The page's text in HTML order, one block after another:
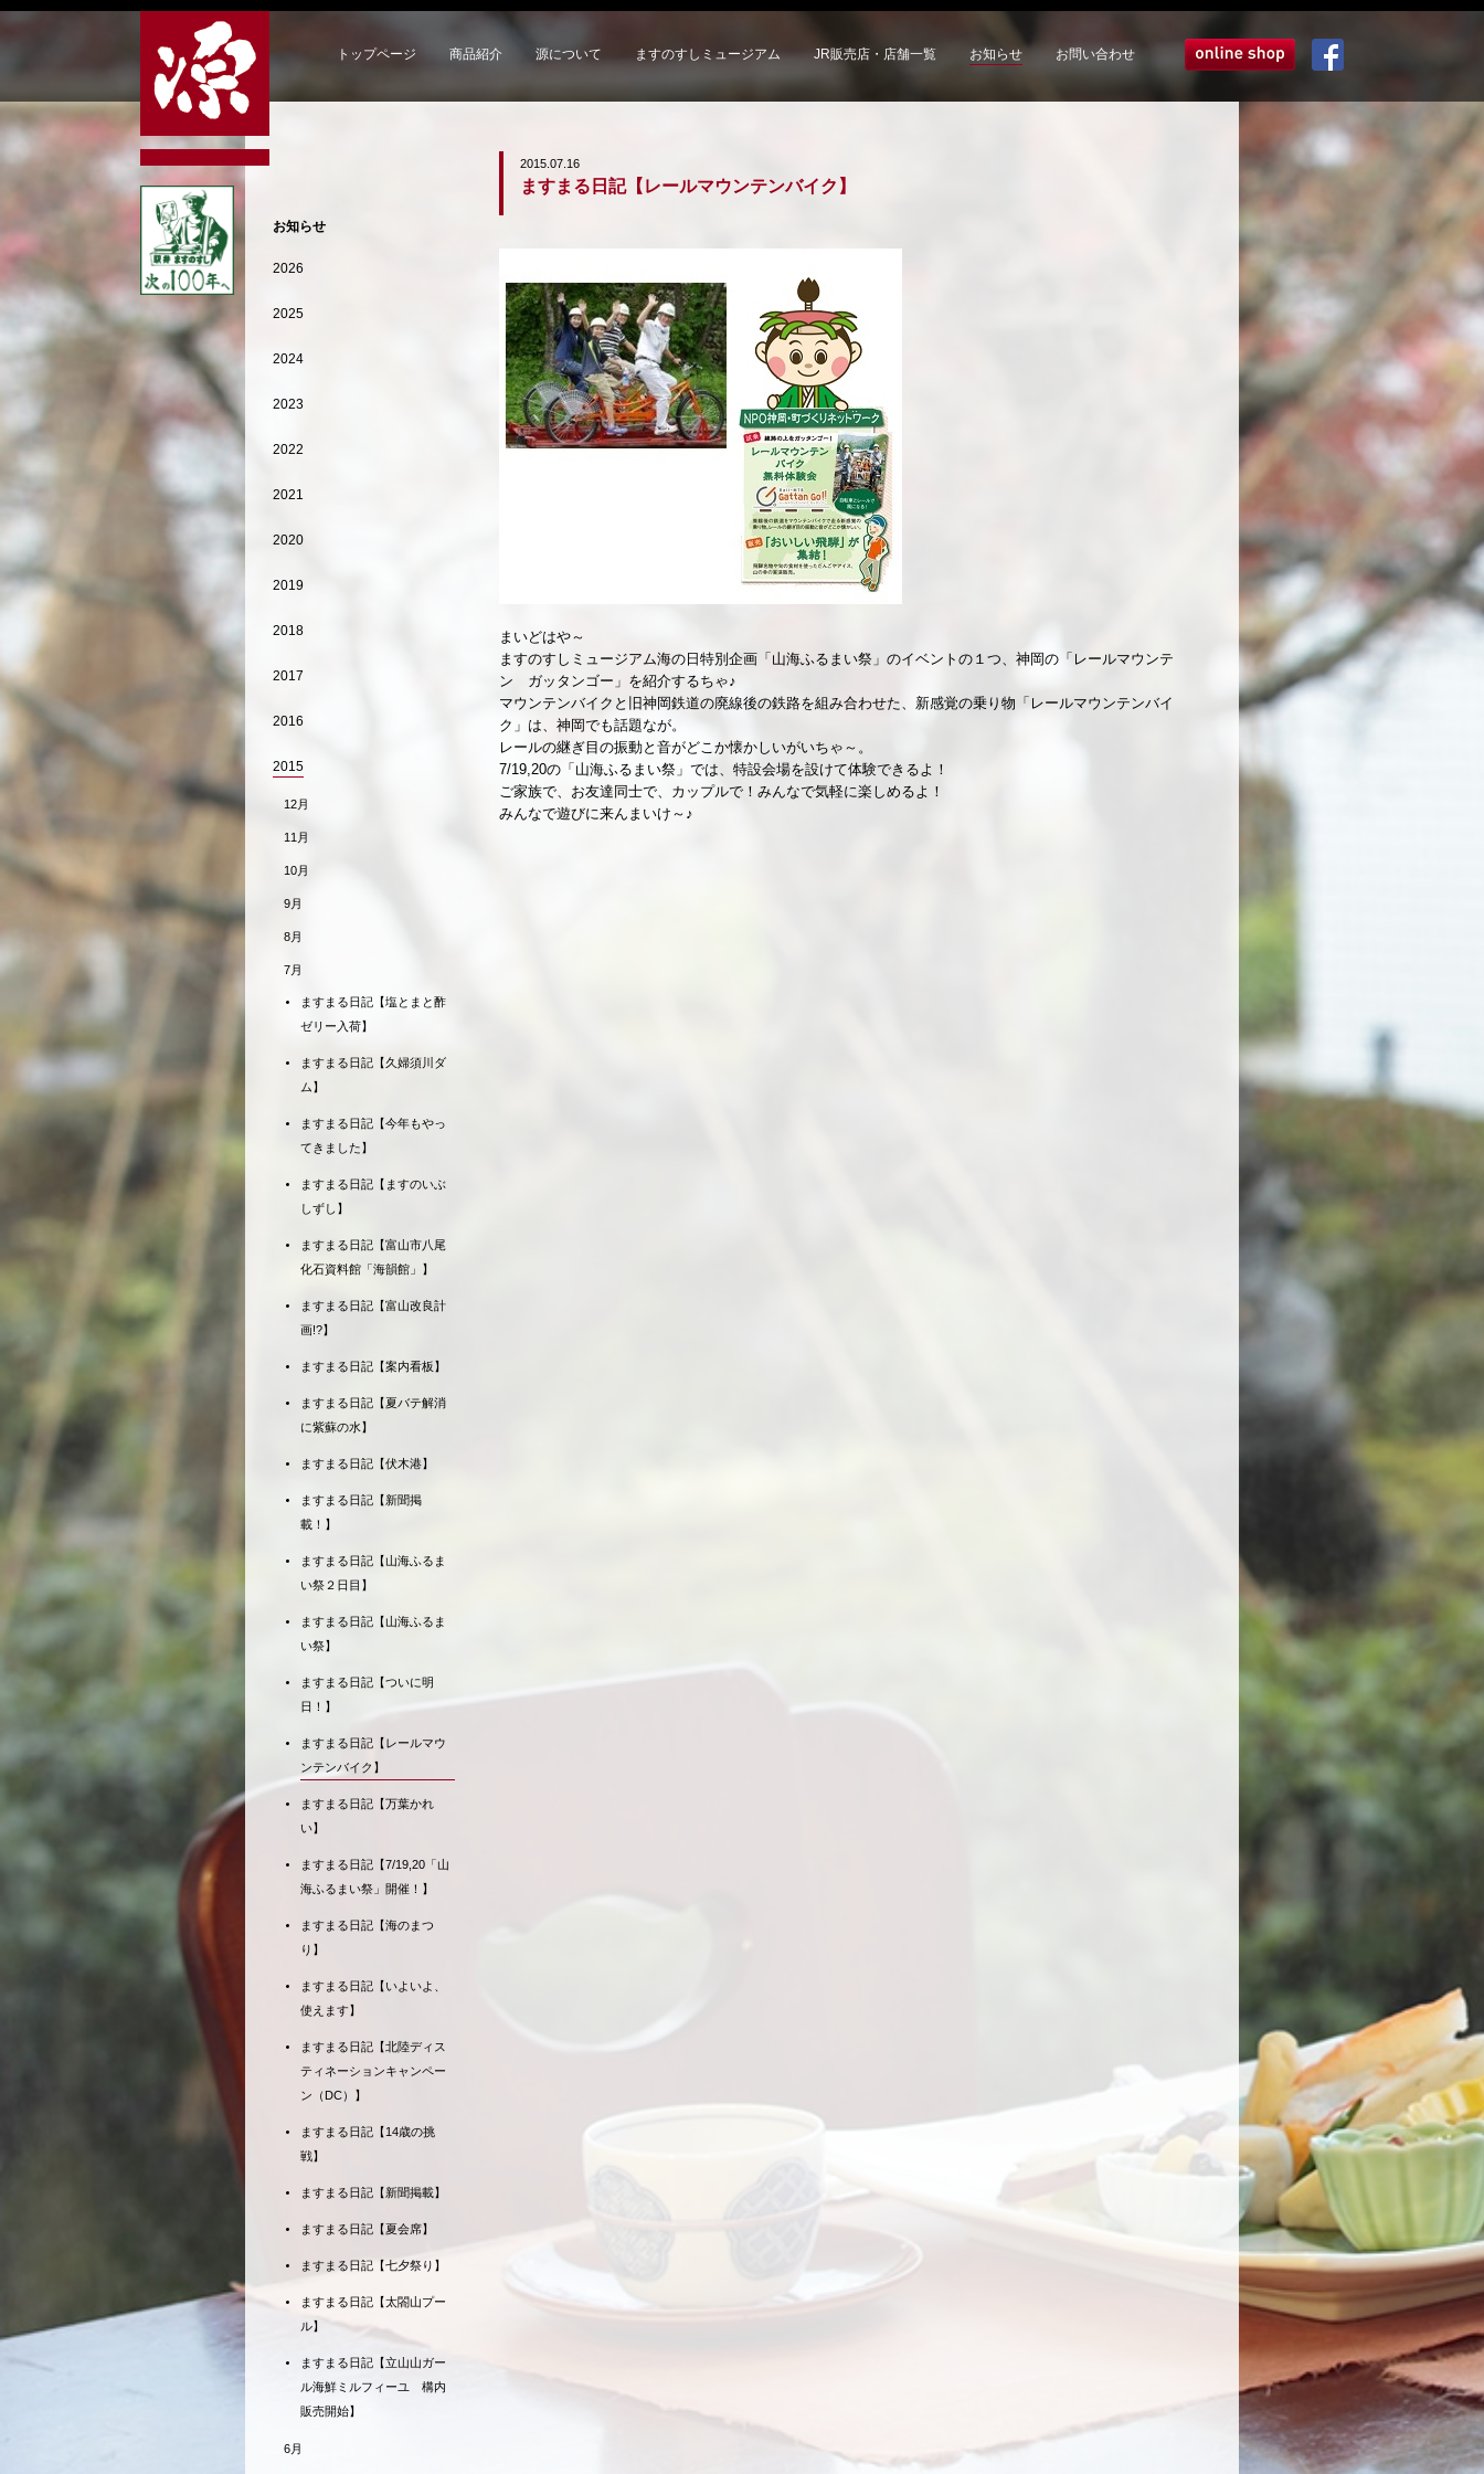
トップページ 商品紹介 源について ますのすしミュージアム JR販売店・店舗一覧 お知らせ お問い合わせ オンラインショップ
2015.07.16
ますまる日記【レールマウンテンバイク】
まいどはや～
ますのすしミュージアム海の日特別企画「山海ふるまい祭」のイベントの１つ、神岡の「レールマウンテ
ン ガッタンゴー」を紹介するちゃ♪
マウンテンバイクと旧神岡鉄道の廃線後の鉄路を組み合わせた、新感覚の乗り物「レールマウンテンバイ
ク」は、神岡でも話題なが。
レールの継ぎ目の振動と音がどこか懐かしいがいちゃ～。
7/19,20の「山海ふるまい祭」では、特設会場を設けて体験できるよ！
ご家族で、お友達同士で、カップルで！みんなで気軽に楽しめるよ！
みんなで遊びに来んまいけ～♪
お知らせ
2026
2025
2024
2023
2022
2021
2020
2019
2018
2017
2016
2015
12月
11月
10月
9月
8月
7月
ますまる日記【塩とまと酢
ゼリー入荷】
ますまる日記【久婦須川ダ
ム】
ますまる日記【今年もやっ
てきました】
ますまる日記【ますのいぶ
しずし】
ますまる日記【富山市八尾
化石資料館「海韻館」】
ますまる日記【富山改良計
画!?】
ますまる日記【案内看板】
ますまる日記【夏バテ解消
に紫蘇の水】
ますまる日記【伏木港】
ますまる日記【新聞掲
載！】
ますまる日記【山海ふるま
い祭２日目】
ますまる日記【山海ふるま
い祭】
ますまる日記【ついに明
日！】
ますまる日記【レールマウ
ンテンバイク】
ますまる日記【万葉かれ
い】
ますまる日記【7/19,20「山
海ふるまい祭」開催！】
ますまる日記【海のまつ
り】
ますまる日記【いよいよ、
使えます】
ますまる日記【北陸ディス
ティネーションキャンペー
ン（DC）】
ますまる日記【14歳の挑
戦】
ますまる日記【新聞掲載】
ますまる日記【夏会席】
ますまる日記【七夕祭り】
ますまる日記【太閤山プー
ル】
ますまる日記【立山山ガー
ル海鮮ミルフィーユ 構内
販売開始】
6月